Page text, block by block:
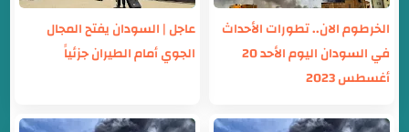
الخرطوم الان.. تطورات الأحداث
في السودان اليوم الأحد 20
أغسطس 2023
عاجل | السودان يفتح المجال
الجوي أمام الطيران جزئياً